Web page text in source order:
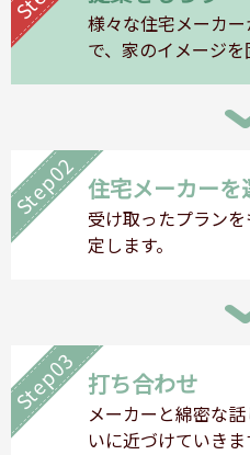
様々な住宅メーカ
で、家のイメージを
Step02 住宅メーカーを
受け取ったプラン
定します。
Step03 打ち合わせ
メーカーと綿密な
いに近づけていきま